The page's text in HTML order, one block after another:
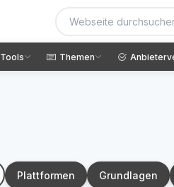
Tools Themen
Plattformen Grundlagen